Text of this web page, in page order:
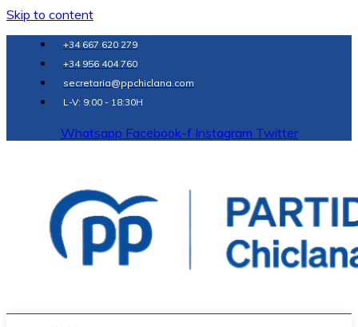
Skip to content
+34 667 620 279
+34 956 404 760
secretaria@ppchiclana.com
L-V: 9:00 - 18:30H
Whatsapp Facebook-f Instagram Twitter